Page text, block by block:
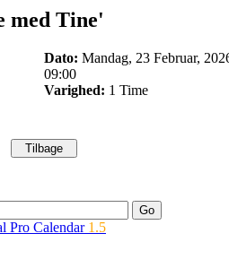
med Tine'
Dato: Mandag, 23 Februar,
09:00
Varighed: 1 Time
Pro Calendar 1.5